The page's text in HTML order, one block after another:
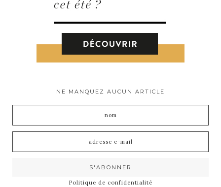
NE MANQUEZ AUCUN ARTICLE
Politique de confidentialité